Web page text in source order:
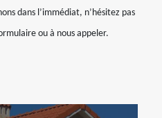
dans l’immédiat, n’hésitez pas
ou à nous appeler.